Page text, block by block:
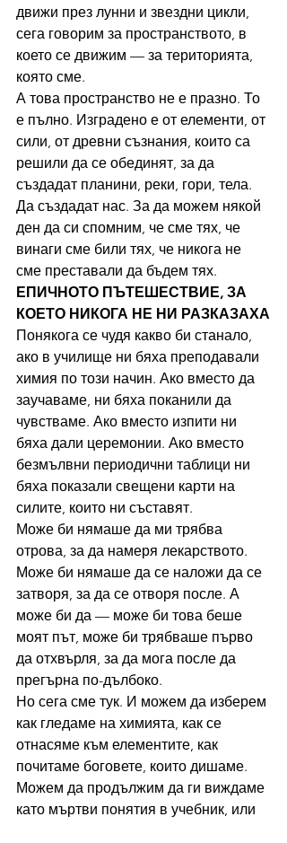
движи през лунни и звездни цикли,
сега говорим за пространството, в
което се движим — за територията,
която сме.
А това пространство не е празно. То
е пълно. Изградено е от елементи, от
сили, от древни съзнания, които са
решили да се обединят, за да
създадат планини, реки, гори, тела.
Да създадат нас. За да можем някой
ден да си спомним, че сме тях, че
винаги сме били тях, че никога не
сме преставали да бъдем тях.
ЕПИЧНОТО ПЪТЕШЕСТВИЕ, ЗА
КОЕТО НИКОГА НЕ НИ РАЗКАЗАХА
Понякога се чудя какво би станало,
ако в училище ни бяха преподавали
химия по този начин. Ако вместо да
заучаваме, ни бяха поканили да
чувстваме. Ако вместо изпити ни
бяха дали церемонии. Ако вместо
безмълвни периодични таблици ни
бяха показали свещени карти на
силите, които ни съставят.
Може би нямаше да ми трябва
отрова, за да намеря лекарството.
Може би нямаше да се наложи да се
затворя, за да се отворя после. А
може би да — може би това беше
моят път, може би трябваше първо
да отхвърля, за да мога после да
прегърна по-дълбоко.
Но сега сме тук. И можем да изберем
как гледаме на химията, как се
отнасяме към елементите, как
почитаме боговете, които дишаме.
Можем да продължим да ги виждаме
като мъртви понятия в учебник, или